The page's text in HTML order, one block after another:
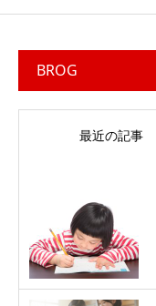
BROG
最近の記事